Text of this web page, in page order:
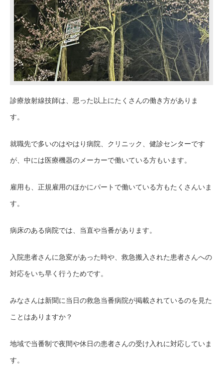
診療放射線技師は、思った以上にたくさんの働き方がありま
す。
就職先で多いのはやはり病院、クリニック、健診センターです
が、中には医療機器のメーカーで働いている方もいます。
雇用も、正規雇用のほかにパートで働いている方もたくさんいま
す。
病床のある病院では、当直や当番があります。
入院患者さんに急変があった時や、救急搬入された患者さんへの
対応をいち早く行うためです。
みなさんは新聞に当日の救急当番病院が掲載されているのを見た
ことはありますか？
地域で当番制で夜間や休日の患者さんの受け入れに対応していま
す。